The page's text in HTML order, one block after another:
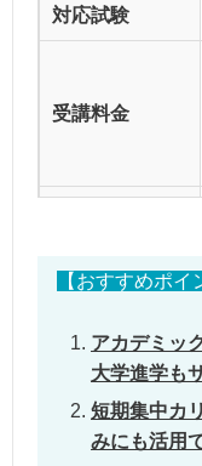
対応試験
受講料金
教室
オンライン受講
【おすすめポイ
アカデミッ
大学進学も
短期集中カ
みにも活用